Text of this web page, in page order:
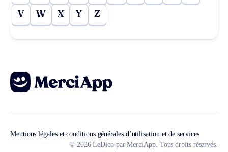
V W X Y Z
Mentions légales et conditions générales d’utilisation et de services
© 2026 LeDico par MerciApp. Tous droits réservés.